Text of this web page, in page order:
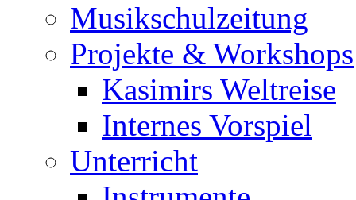
Musikschulzeitung
Projekte & Workshops
Kasimirs Weltreise
Internes Vorspiel
Unterricht